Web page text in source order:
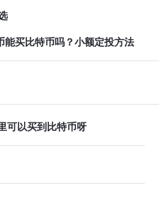
买比特币吗？小额定投方法
可以买到比特币呀